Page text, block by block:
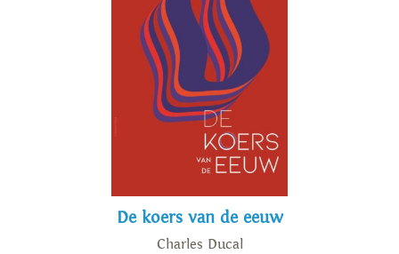
De koers van de eeuw
Charles Ducal